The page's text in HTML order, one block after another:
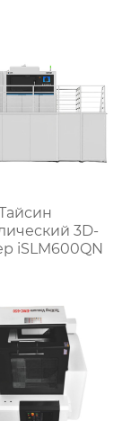
3D-
iSLM600QN